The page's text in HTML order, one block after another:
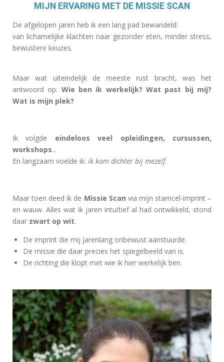
MIJN ERVARING MET DE MISSIE SCAN
De afgelopen jaren heb ik een lang pad bewandeld:
van lichamelijke klachten naar gezonder eten, minder stress,
bewustere keuzes.
Maar wat uiteindelijk de meeste rust bracht, was het
antwoord op: Wie ben ik werkelijk? Wat past bij mij?
Wat is mijn plek?
Ik volgde eindeloos veel opleidingen, cursussen,
workshops...
En langzaam voelde ik: ik kom dichter bij mezelf.
Maar toen deed ik de Missie Scan via mijn stamcel-imprint –
en wauw. Alles wat ik jaren intuïtief al had ontwikkeld, stond
daar zwart op wit.
De imprint die mij jarenlang onbewust aanstuurde.
De missie die daar precies het spiegelbeeld van is.
De richting die klopt met wie ik hier werkelijk ben.